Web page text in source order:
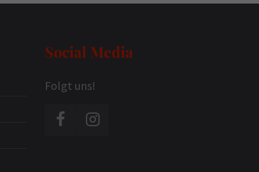
Social Media
Folgt uns!